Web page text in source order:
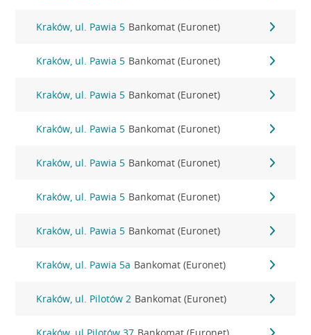
Kraków, ul. Pawia 5 Bankomat (Euronet)
Kraków, ul. Pawia 5 Bankomat (Euronet)
Kraków, ul. Pawia 5 Bankomat (Euronet)
Kraków, ul. Pawia 5 Bankomat (Euronet)
Kraków, ul. Pawia 5 Bankomat (Euronet)
Kraków, ul. Pawia 5 Bankomat (Euronet)
Kraków, ul. Pawia 5 Bankomat (Euronet)
Kraków, ul. Pawia 5a Bankomat (Euronet)
Kraków, ul. Pilotów 2 Bankomat (Euronet)